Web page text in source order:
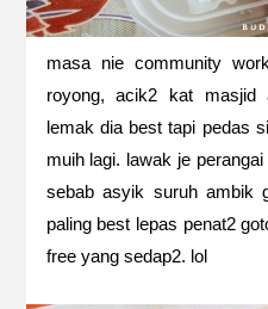
masa nie community
royong, acik2 kat masjid
lemak dia best tapi pedas
muih lagi. lawak je
sebab asyik suruh ambik
paling best lepas penat2
free yang sedap2. lol